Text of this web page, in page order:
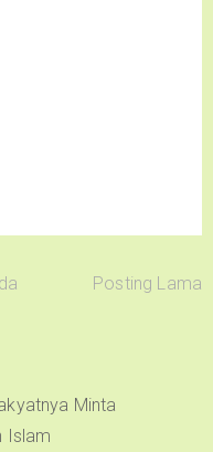
Posting Lama
Minta
Islam